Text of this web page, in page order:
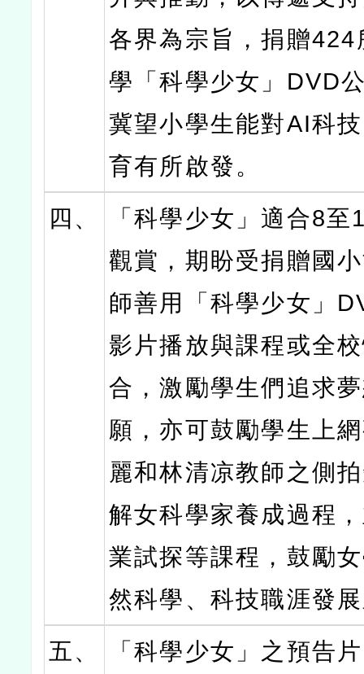
各界為宗旨，捐贈424
學「科學少女」DVD
冀望小學生能對AI科
育有所啟發。
四、
「科學少女」適合8至
觀賞，期盼受捐贈國
師善用「科學少女」
影片播放與課程或全
合，激勵學生們追求
願，亦可鼓勵學生上
麗和林清凉教師之側
解女科學家養成過程
業試探等課程，鼓勵
然科學、科技職涯發
五、
「科學少女」之預告